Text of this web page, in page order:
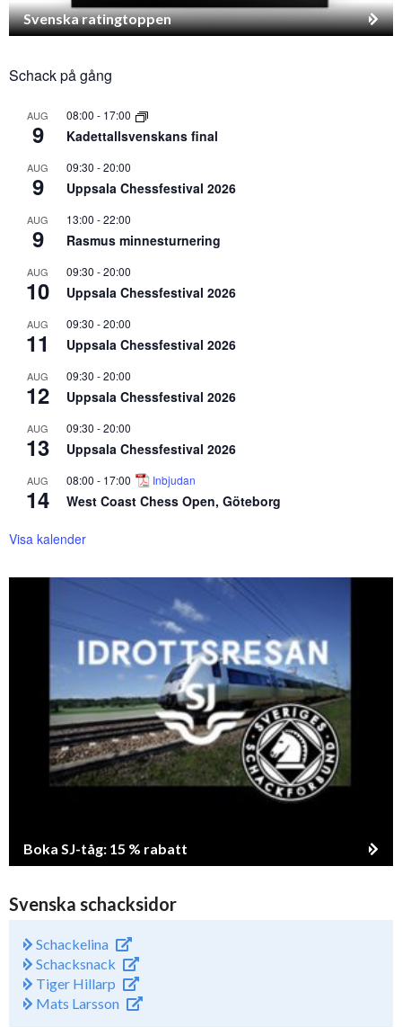
Svenska ratingtoppen
Schack på gång
AUG
9
08:00 - 17:00
Kadettallsvenskans final
AUG
9
09:30 -20:00
Uppsala Chessfestival 2026
AUG
9
13:00 -22:00
Rasmus minnesturnering
AUG
10
09:30 -20:00
Uppsala Chessfestival 2026
AUG
11
09:30 -20:00
Uppsala Chessfestival 2026
AUG
12
09:30 -20:00
Uppsala Chessfestival 2026
AUG
13
09:30 -20:00
Uppsala Chessfestival 2026
AUG
14
08:00 - 17:00 Inbjudan
West Coast Chess Open, Göteborg
Visa kalender
Boka SJ-tåg: 15 % rabatt
Svenska schacksidor
Schackelina
Schacksnack
Tiger Hillarp
Mats Larsson